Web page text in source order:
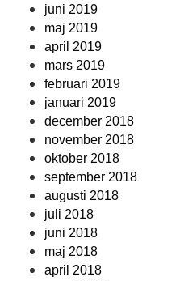
juni 2019
maj 2019
april 2019
mars 2019
februari 2019
januari 2019
december 2018
november 2018
oktober 2018
september 2018
augusti 2018
juli 2018
juni 2018
maj 2018
april 2018